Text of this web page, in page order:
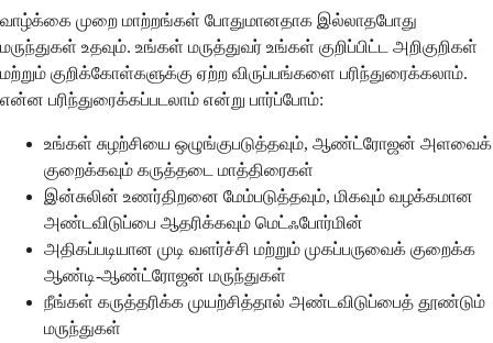
வாழ்க்கை முறை மாற்றங்கள் போதுமானதாக இல்லாதபோது
மருந்துகள் உதவும். உங்கள் மருத்துவர் உங்கள் குறிப்பிட்ட அறிகுறிகள்
மற்றும் குறிக்கோள்களுக்கு ஏற்ற விருப்பங்களை பரிந்துரைக்கலாம்.
என்ன பரிந்துரைக்கப்படலாம் என்று பார்ப்போம்:
உங்கள் சுழற்சியை ஒழுங்குபடுத்தவும், ஆண்ட்ரோஜன் அளவைக்
குறைக்கவும் கருத்தடை மாத்திரைகள்
இன்சுலின் உணர்திறனை மேம்படுத்தவும், மிகவும் வழக்கமான
அண்டவிடுப்பை ஆதரிக்கவும் மெட்ஃபோர்மின்
அதிகப்படியான முடி வளர்ச்சி மற்றும் முகப்பருவைக் குறைக்க
ஆண்டி-ஆண்ட்ரோஜன் மருந்துகள்
நீங்கள் கருத்தரிக்க முயற்சித்தால் அண்டவிடுப்பைத் தூண்டும்
மருந்துகள்